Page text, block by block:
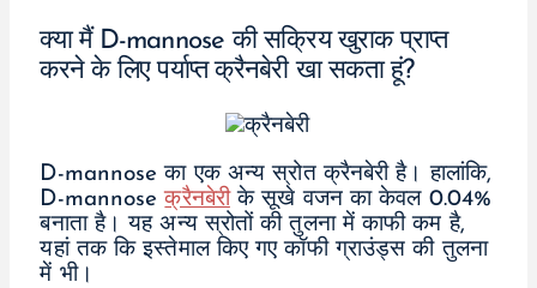
क्या मैं D-mannose की सक्रिय खुराक प्राप्त
करने के लिए पर्याप्त क्रैनबेरी खा सकता हूं?
D-mannose का एक अन्य स्रोत क्रैनबेरी है। हालांकि,
D-mannoseक्रैनबेरीके सूखे वजन का केवल 0.04%
बनाता है। यह अन्य स्रोतों की तुलना में काफी कम है,
यहां तक कि इस्तेमाल किए गए कॉफी ग्राउंड्स की तुलना
में भी।